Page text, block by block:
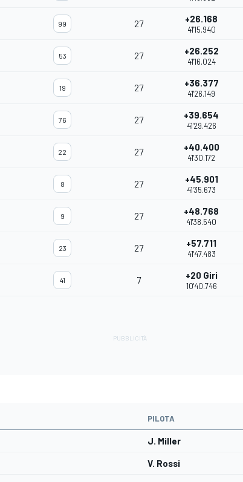
99 27 +26.168
41'15.940
53 27 +26.252
41'16.024
19 27 +36.377
41'26.149
76 27 +39.654
41'29.426
22 27 +40.400
41'30.172
8 27 +45.901
41'35.673
9 27 +48.768
41'38.540
23 27 +57.711
41'47.483
41 7 +20 Giri
10'40.746
PILOTA
J. Miller
V. Rossi